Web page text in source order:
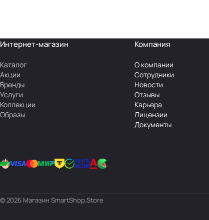
Интернет-магазин
Каталог
Акции
Бренды
Услуги
Коллекции
Образы
Компания
О компании
Сотрудники
Новости
Отзывы
Карьера
Лицензии
Документы
© 2026 Магазин SmartShop.Store